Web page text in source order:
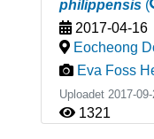
philippensis(
2017-04-16
Eocheong
Eva Foss
Uploadet 2017-
1321